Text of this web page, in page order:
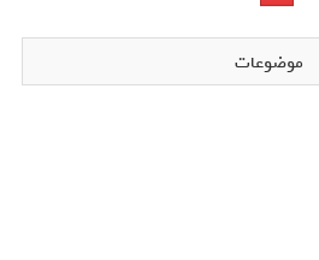
موضوعات